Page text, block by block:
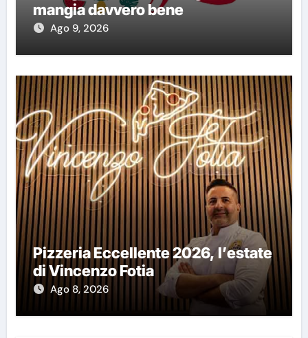
mangia davvero bene
Ago 9, 2026
Pizzeria Eccellente 2026, l’estate
di Vincenzo Fotia
Ago 8, 2026